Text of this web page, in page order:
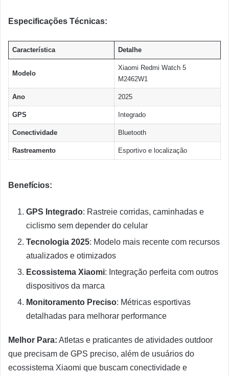
Especificações Técnicas:
Característica Detalhe
Modelo
Xiaomi Redmi Watch 5
M2462W1
Ano 2025
GPS Integrado
Conectividade Bluetooth
Rastreamento Esportivo e localização
Benefícios:
GPS Integrado: Rastreie corridas, caminhadas e
ciclismo sem depender do celular
Tecnologia 2025: Modelo mais recente com recursos
atualizados e otimizados
Ecossistema Xiaomi: Integração perfeita com outros
dispositivos da marca
Monitoramento Preciso: Métricas esportivas
detalhadas para melhorar performance
Melhor Para: Atletas e praticantes de atividades outdoor
que precisam de GPS preciso, além de usuários do
ecossistema Xiaomi que buscam conectividade e